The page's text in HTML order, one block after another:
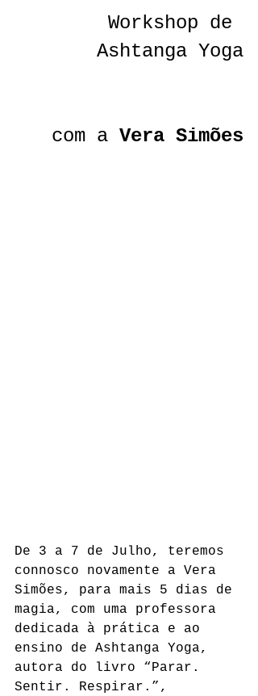
Workshop de
Ashtanga Yoga
com a Vera Simões
De 3 a 7 de Julho, teremos
connosco novamente a Vera
Simões, para mais 5 dias de
magia, com uma professora
dedicada à prática e ao
ensino de Ashtanga Yoga,
autora do livro “Parar.
Sentir. Respirar.”,